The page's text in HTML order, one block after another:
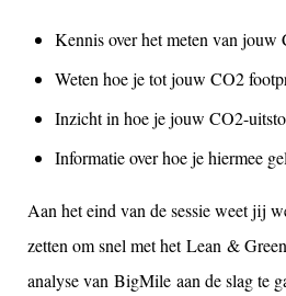
Kennis over het meten van jouw
Weten hoe je tot jouw CO2
Inzicht in hoe je jouw CO2-
Informatie over hoe je hiermee
Aan het eind van de sessie weet jij
zetten om snel met het Lean &
analyse van BigMile aan de slag te